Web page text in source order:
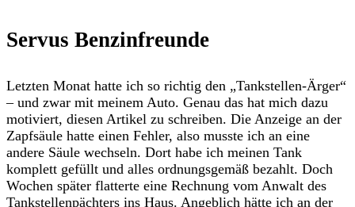
Servus Benzinfreunde
Letzten Monat hatte ich so richtig den „Tankstellen-Ärger“
– und zwar mit meinem Auto. Genau das hat mich dazu
motiviert, diesen Artikel zu schreiben. Die Anzeige an der
Zapfsäule hatte einen Fehler, also musste ich an eine
andere Säule wechseln. Dort habe ich meinen Tank
komplett gefüllt und alles ordnungsgemäß bezahlt. Doch
Wochen später flatterte eine Rechnung vom Anwalt des
Tankstellenpächters ins Haus. Angeblich hätte ich an der